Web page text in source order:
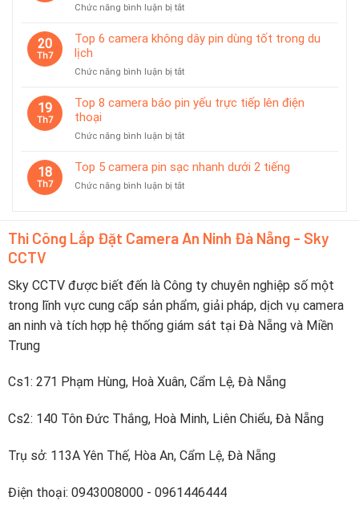
thời
Chuộng
Đà
Chọn
Hiệu
Chức năng bình luận bị tắtở
camera
chế
tiết
20
Th7
Top 6 camera không dây pin dùng tốt trong du
lịch
Chức năng bình luận bị tắtở
6
camera
dây
dùng
19
Th7
Top 8 camera báo pin yếu trực tiếp lên điện
thoại
Chức năng bình luận bị tắtở
8
báo
trực
tiếp
thoại
18
Th7
Top 5 camera pin sạc nhanh dưới 2 tiếng
Chức năng bình luận bị tắtở
pin
dưới
2
tiếng
Thi Công Lắp Đặt Camera An Ninh Đà Nẵng - Sky
CCTV
Sky CCTV được biết đến là Công ty chuyên nghiệp số một
trong lĩnh vực cung cấp sản phẩm, giải pháp, dịch vụ camera
an ninh và tích hợp hệ thống giám sát tại Đà Nẵng và Miền
Trung
Cs1: 271 Phạm Hùng, Hoà Xuân, Cẩm Lệ, Đà Nẵng
Cs2: 140 Tôn Đức Thắng, Hoà Minh, Liên Chiểu, Đà Nẵng
Trụ sở: 113A Yên Thế, Hòa An, Cẩm Lệ, Đà Nẵng
Điện thoại: 0943008000 - 0961446444